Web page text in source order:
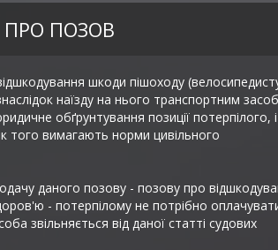
ПРО ПОЗОВ
шкоди пішоходу
наїзду на нього транспортним
обґрунтування позиції потерпілого, і
того вимагають норми цивільного
даного позову - позову про
- потерпілому не потрібно
звільняється від даної статті судових